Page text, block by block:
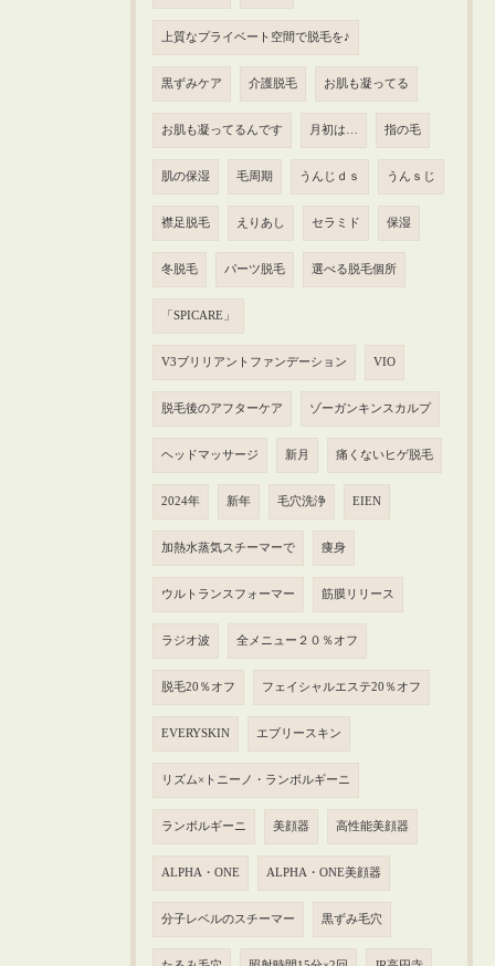
上質なプライベート空間で脱毛を♪
黒ずみケア 介護脱毛 お肌も凝ってる
お肌も凝ってるんです 月初は… 指の毛
肌の保湿 毛周期 うんじｄｓ うんｓじ
襟足脱毛 えりあし セラミド 保湿
冬脱毛 パーツ脱毛 選べる脱毛個所
「SPICARE」
V3ブリリアントファンデーション VIO
脱毛後のアフターケア ゾーガンキンスカルプ
ヘッドマッサージ 新月 痛くないヒゲ脱毛
2024年 新年 毛穴洗浄 EIEN
加熱水蒸気スチーマーで 痩身
ウルトランスフォーマー 筋膜リリース
ラジオ波 全メニュー２０％オフ
脱毛20％オフ フェイシャルエステ20％オフ
EVERYSKIN エブリースキン
リズム×トニーノ・ランボルギーニ
ランボルギーニ 美顔器 高性能美顔器
ALPHA・ONE ALPHA・ONE美顔器
分子レベルのスチーマー 黒ずみ毛穴